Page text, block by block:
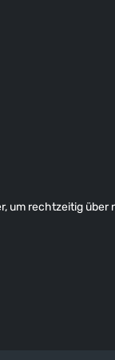
rechtzeitig